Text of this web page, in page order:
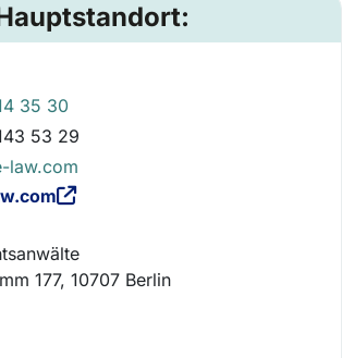
35 30
53 29
law.com
177, 10707 Berlin